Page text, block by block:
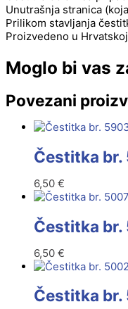
Unutrašnja stranica
Prilikom stavljanja
Proizvedeno u
Moglo bi vas
Povezani
Čestitka br.
6,50 €
Čestitka br.
6,50 €
Čestitka br.